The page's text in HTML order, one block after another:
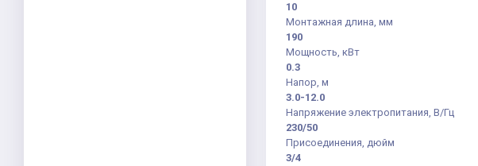
10
Монтажная длина, мм
190
Мощность, кВт
0.3
Напор, м
3.0-12.0
Напряжение электропитания, В/Гц
230/50
Присоединения, дюйм
3/4